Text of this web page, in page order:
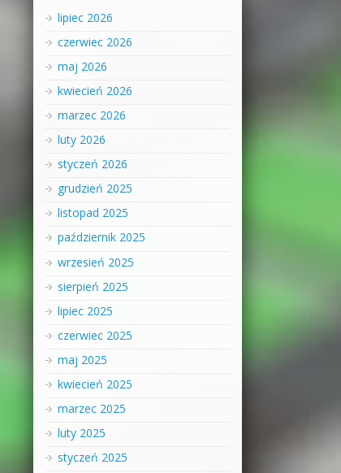
lipiec 2026
czerwiec 2026
maj 2026
kwiecień 2026
marzec 2026
luty 2026
styczeń 2026
grudzień 2025
listopad 2025
październik 2025
wrzesień 2025
sierpień 2025
lipiec 2025
czerwiec 2025
maj 2025
kwiecień 2025
marzec 2025
luty 2025
styczeń 2025